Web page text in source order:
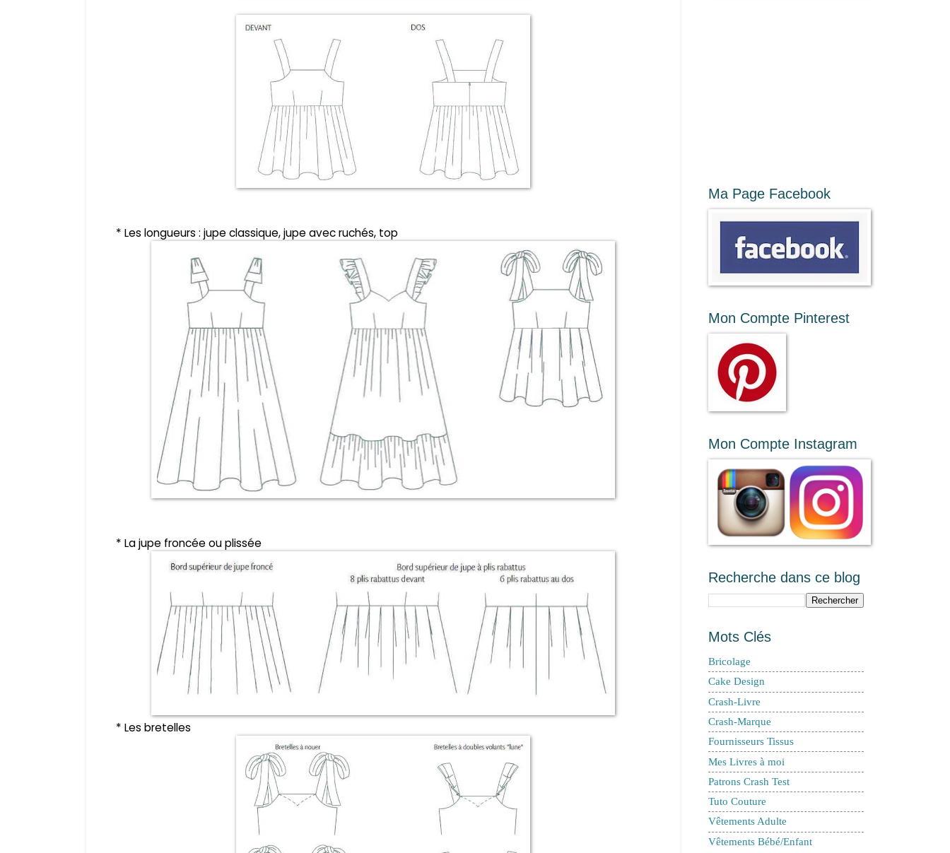
* Les longueurs : jupe classique, jupe avec ruchés, top
* La jupe froncée ou plissée
* Les bretelles
Ma Page Facebook
Mon Compte Pinterest
Mon Compte Instagram
Recherche dans ce blog
Mots Clés
Bricolage
Cake Design
Crash-Livre
Crash-Marque
Fournisseurs Tissus
Mes Livres à moi
Patrons Crash Test
Tuto Couture
Vêtements Adulte
Vêtements Bébé/Enfant